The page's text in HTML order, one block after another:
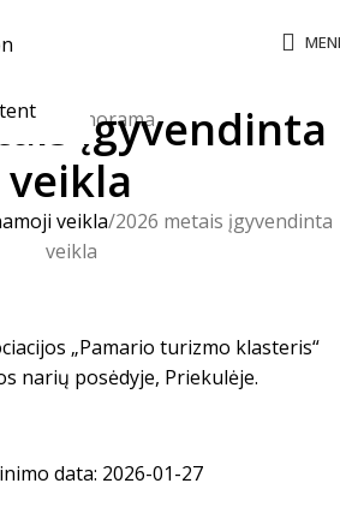
įgyvendinta
veikla
veikla 2026 metais įgyvendinta
veikla
„Pamario turizmo klasteris“
narių posėdyje, Priekulėje.
data: 2026-01-27